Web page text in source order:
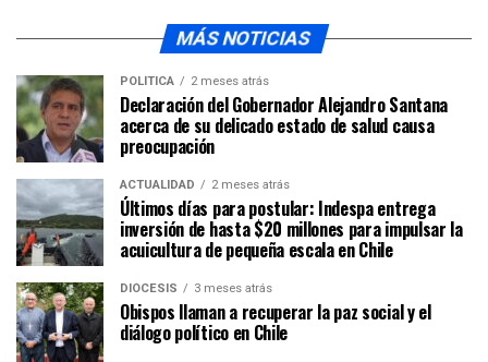
MÁS NOTICIAS
POLÍTICA 2 meses atrás
Declaración del Gobernador Alejandro Santana
acerca de su delicado estado de salud causa
preocupación
ACTUALIDAD 2 meses atrás
Últimos días para postular: Indespa entrega
inversión de hasta $20 millones para impulsar la
acuicultura de pequeña escala en Chile
DIÓCESIS 3 meses atrás
Obispos llaman a recuperar la paz social y el
diálogo político en Chile